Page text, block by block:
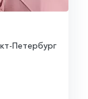
Петербург